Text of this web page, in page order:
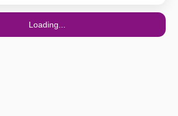
Loading...